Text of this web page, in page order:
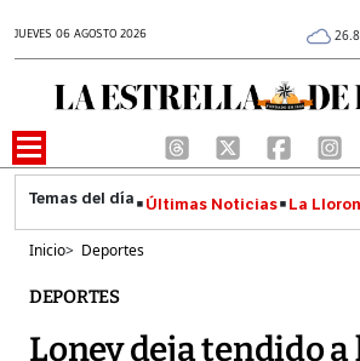
JUEVES 06 AGOSTO 2026
Últimas Noticias La
Inicio> Deportes
DEPORTES
Loney deja tendido a